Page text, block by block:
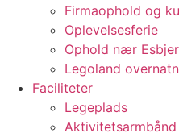
Firmaophold og
Oplevelsesferie
Ophold nær
Legoland
Faciliteter
Legeplads
Aktivitetsarmbånd